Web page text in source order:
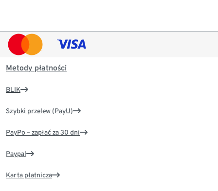
Metody płatności
BLIK
Szybki przelew (PayU)
PayPo – zapłać za 30 dni
Paypal
Karta płatnicza